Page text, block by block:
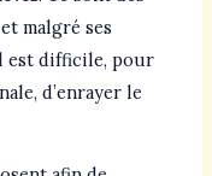
malgré ses
est difficile, pour
d’enrayer le